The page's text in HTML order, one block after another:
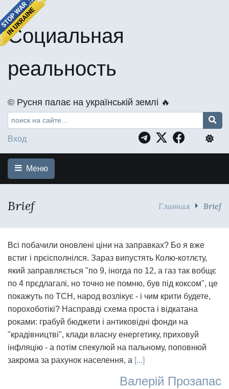
Социальная
реальность
©️ Русня палає на українській землі 🔥
Вход
Меню
Brief Главная Brief
Всі побачили оновлені ціни на заправках? Бо я вже
встиг і прєісполнілся. Зараз випустять Колю-котлєту,
який заправляється "по 9, іногда по 12, а газ так вобщє
по 4 прєдлагалі, но точно не помню, був під коксом", це
покажуть по ТСН, народ возлікує - і чим крити будете,
порохоботікі? Насправді схема проста і відкатана
роками: грабуй бюджети і антиковідні фонди на
"крадівництві", клади власну енергетику, приховуй
інфляцію - а потім спекулюй на пальному, поповнюй
закрома за рахунок населення, а [...]
Валерій Прозапас